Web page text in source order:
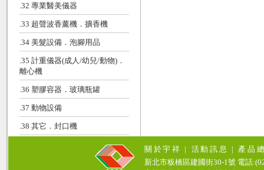
.32 專業醫美儀器
.33 超聲波香薰機．擴香機
.34 美髮設備．泡腳用品
.35 計重儀器(成人/幼兒/動物)．
離心機
.36 塑膠容器．玻璃瓶罐
.37 動物設備
.38 其它．封口機
關於宇祥 | 活動訊息 | 產品
新北市板橋區建國街30-1號 電話